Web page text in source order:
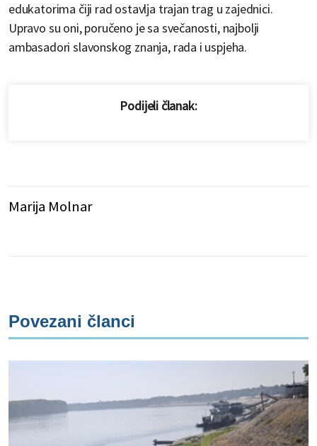
edukatorima čiji rad ostavlja trajan trag u zajednici.
Upravo su oni, poručeno je sa svečanosti, najbolji
ambasadori slavonskog znanja, rada i uspjeha.
Podijeli članak:
Marija Molnar
Povezani članci